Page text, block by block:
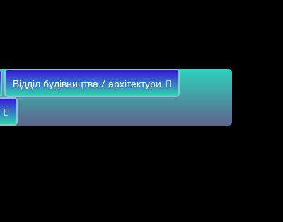
Відділ будівництва / архітектури